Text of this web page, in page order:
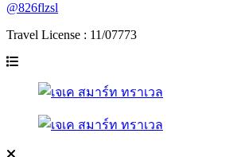
@826flzsl
Travel License : 11/07773